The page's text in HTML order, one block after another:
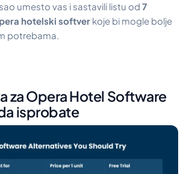
umesto vas i sastavili listu od 7
hotelski softver koje bi mogle bolje
potrebama.
za Opera Hotel Software
isprobate